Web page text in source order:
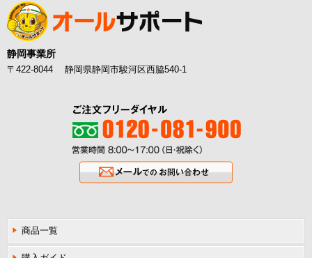
静岡事業所
〒422-8044 静岡県静岡市駿河区西脇540-1
ご注文フリーダイヤル0120-081-900
営業時間8:00〜17:00（日・祝除く
商品一覧